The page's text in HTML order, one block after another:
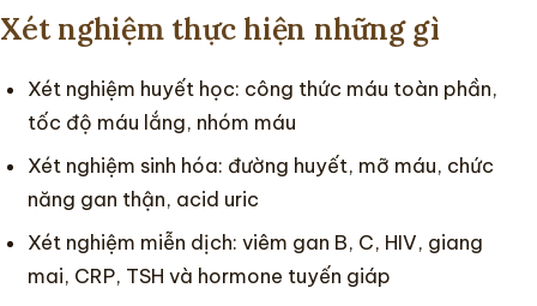
Xét nghiệm thực hiện những gì
Xét nghiệm huyết học: công thức máu toàn phần,
tốc độ máu lắng, nhóm máu
Xét nghiệm sinh hóa: đường huyết, mỡ máu, chức
năng gan thận, acid uric
Xét nghiệm miễn dịch: viêm gan B, C, HIV, giang
mai, CRP, TSH và hormone tuyến giáp